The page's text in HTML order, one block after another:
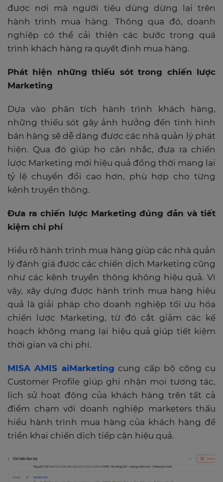
được nơi mà người tiêu dùng dừng lại trên
hành trình mua hàng. Thông qua đó, doanh
nghiệp có thể cải thiện các bước trong quá
trình khách hàng ra quyết định mua hàng.
Phát hiện những thiếu sót trong chiến lược
Marketing
Dựa vào phân tích hành trình khách hàng,
những thiếu sót gây ảnh hưởng đến tình hình
bán hàng sẽ dễ dàng được các nhà quản lý phát
hiện. Qua đó giúp họ cân nhắc, đưa ra chiến
lược Marketing mới hiệu quả đồng thời mang lại
tỷ lệ chuyển đổi cao hơn, phù hợp cho từng
kênh truyền thông.
Đưa ra chiến lược Marketing đúng đắn và tiết
kiệm chi phí
Hiểu rõ hành trình mua hàng giúp các nhà quản
lý đánh giá được các chiến dịch Marketing cũng
như các kênh truyền thông không hiệu quả. Vì
vậy, xây dựng được hành trình mua hàng hiệu
quả là giải pháp cho doanh nghiệp tối ưu hóa
chiến lược Marketing, từ đó cắt giảm các kế
hoạch không mang lại hiệu quả giúp tiết kiệm
thời gian và chi phí.
MISA AMIS aiMarketing cung cấp bộ công cụ
Customer Profile giúp ghi nhận mọi tương tác,
lịch sử hoạt động của khách hàng trên tất cả
điểm chạm với doanh nghiệp marketers thấu
hiểu hành trình mua hàng của khách hàng để
triển khai chiến dịch tiếp cận hiệu quả.